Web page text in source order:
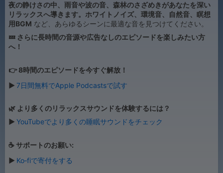
夜の静けさの中、雨音や波の音、森林のさざめきがあなたを深い
リラックスへ導きます。ホワイトノイズ、環境音、自然音、瞑想
用BGM など、あらゆるシーンに最適な音を見つけてください。
💤 さらに長時間の音源や広告なしのエピソードを楽しみたい方
へ！
👉 8時間のエピソードを今すぐ解放！
▶ 7日間無料でApple Podcastsで試す
🌿 より多くのリラックスサウンドを体験するには？
▶ YouTubeでより多くの睡眠サウンドをチェック
☕ サポートのお願い:
▶ Ko‑fiで寄付をする